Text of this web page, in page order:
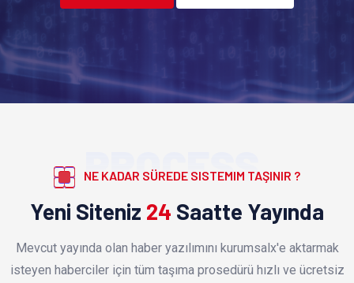
PROCESS
NE KADAR SÜREDE SISTEMIM TAŞINIR ?
Yeni Siteniz 24 Saatte Yayında
Mevcut yayında olan haber yazılımını kurumsalx'e aktarmak
isteyen haberciler için tüm taşıma prosedürü hızlı ve ücretsiz